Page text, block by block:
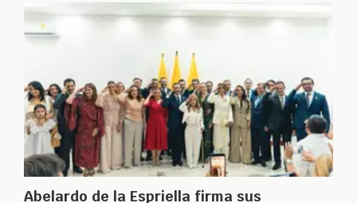
Abelardo de la Espriella firma sus